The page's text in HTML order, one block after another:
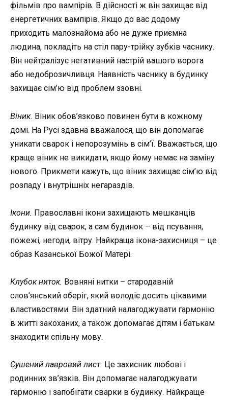
фільмів про вампірів. В дійсності ж він захищає від
енергетичних вампірів. Якщо до вас додому
приходить малознайома або не дуже приємна
людина, покладіть на стіл пару-трійку зубків часнику.
Він нейтралізує негативний настрій вашого ворога
або недоброзичливця. Наявність часнику в будинку
захищає сім’ю від проблем ззовні.
Віник. Віник обов’язково повинен бути в кожному
домі. На Русі здавна вважалося, що він допомагає
уникати сварок і непорозумінь в сім’ї. Вважається, що
краще віник не викидати, якщо йому немає на заміну
нового. Прикмети кажуть, що віник захищає сім’ю від
розпаду і внутрішніх негараздів.
Ікони. Православні ікони захищають мешканців
будинку від сварок, а сам будинок – від псування,
пожежі, негоди, вітру. Найкраща ікона-захисниця – це
образ Казанської Божої Матері.
Клубок ниток. Вовняні нитки – стародавній
слов’янський оберіг, який володіє досить цікавими
властивостями. Він здатний налагоджувати гармонію
в житті закоханих, а також допомагає дітям і батькам
знаходити спільну мову.
Сушений лавровий лист. Це захисник любові і
родинних зв’язків. Він допомагає налагоджувати
гармонію і запобігати сварки в будинку. Найкраще